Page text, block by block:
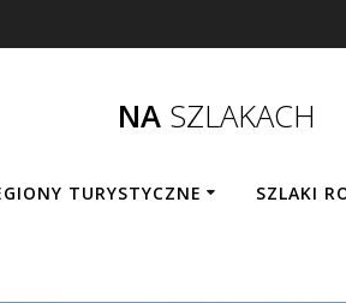
NASZLAKACH
TURYSTYCZNE SZLAKI